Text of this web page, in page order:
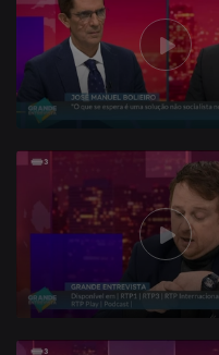
743550